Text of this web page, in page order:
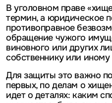
В уголовном праве
термин, а юридическое
противоправное
обращение чужого
виновного или других
собственнику или иному
Для защиты это важно
первых, по делам о
идет о деталях: каким